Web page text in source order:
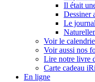
Il était
Dessiner
Le
Voir le
Voir aussi nos
Lire notre livre
Carte cadeau
En ligne